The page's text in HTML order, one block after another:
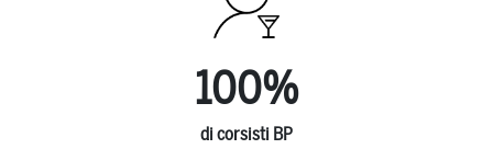
100%
di corsisti BP